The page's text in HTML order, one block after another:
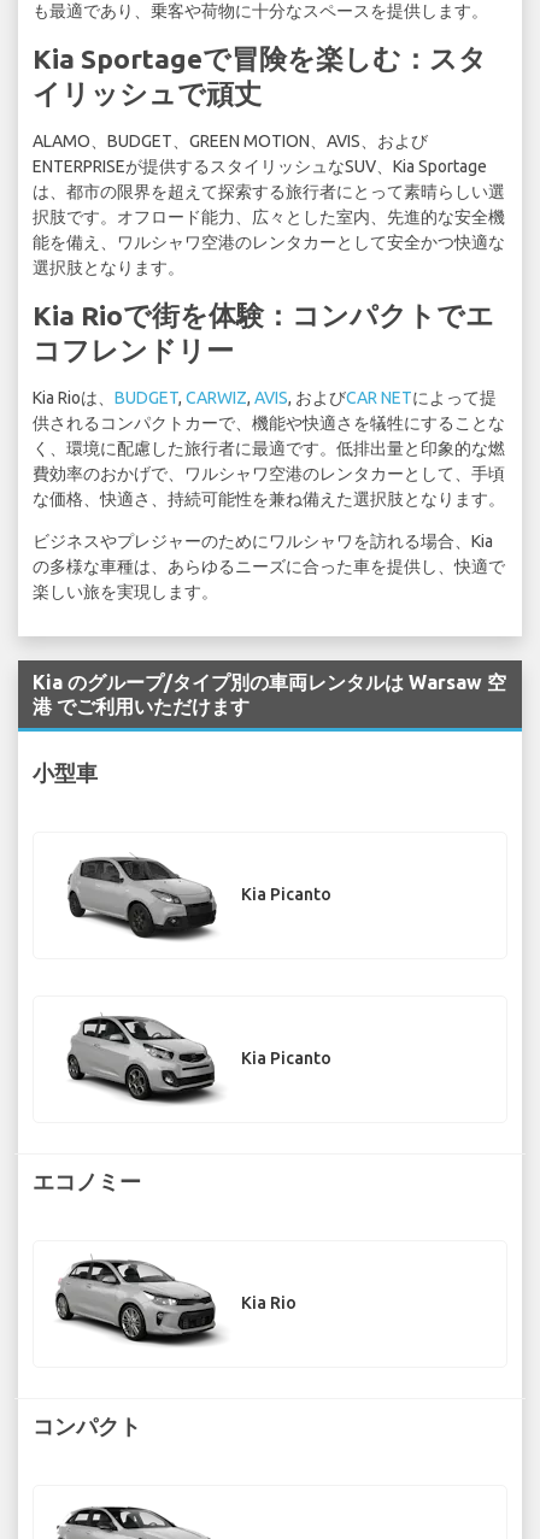
も最適であり、乗客や荷物に十分なスペースを提供します。
Kia Sportageで冒険を楽しむ：スタ
イリッシュで頑丈
ALAMO、BUDGET、GREEN MOTION、AVIS、および
ENTERPRISEが提供するスタイリッシュなSUV、Kia Sportage
は、都市の限界を超えて探索する旅行者にとって素晴らしい選
択肢です。オフロード能力、広々とした室内、先進的な安全機
能を備え、ワルシャワ空港のレンタカーとして安全かつ快適な
選択肢となります。
Kia Rioで街を体験：コンパクトでエ
コフレンドリー
Kia Rioは、 BUDGET, CARWIZ, AVIS, およびCAR NETによって提
供されるコンパクトカーで、機能や快適さを犠牲にすることな
く、環境に配慮した旅行者に最適です。低排出量と印象的な燃
費効率のおかげで、ワルシャワ空港のレンタカーとして、手頃
な価格、快適さ、持続可能性を兼ね備えた選択肢となります。
ビジネスやプレジャーのためにワルシャワを訪れる場合、Kia
の多様な車種は、あらゆるニーズに合った車を提供し、快適で
楽しい旅を実現します。
Kia のグループ/タイプ別の車両レンタルは Warsaw 空
港 でご利用いただけます
小型車
Kia Picanto
Kia Picanto
エコノミー
Kia Rio
コンパクト